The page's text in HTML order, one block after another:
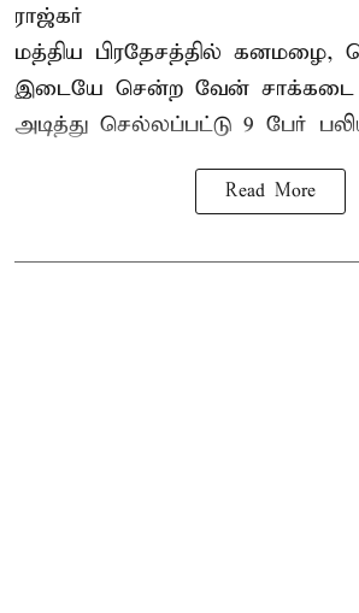
ராஜ்கர்
மத்திய பிரதேசத்தில் கனமழை,
இடையே சென்ற வேன் சாக்கடை
அடித்து செல்லப்பட்டு 9 பேர்
Read More